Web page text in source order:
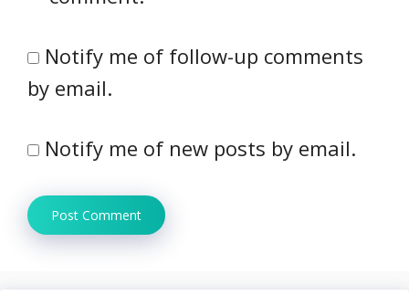
Notify me of follow-up comments
by email.
Notify me of new posts by email.